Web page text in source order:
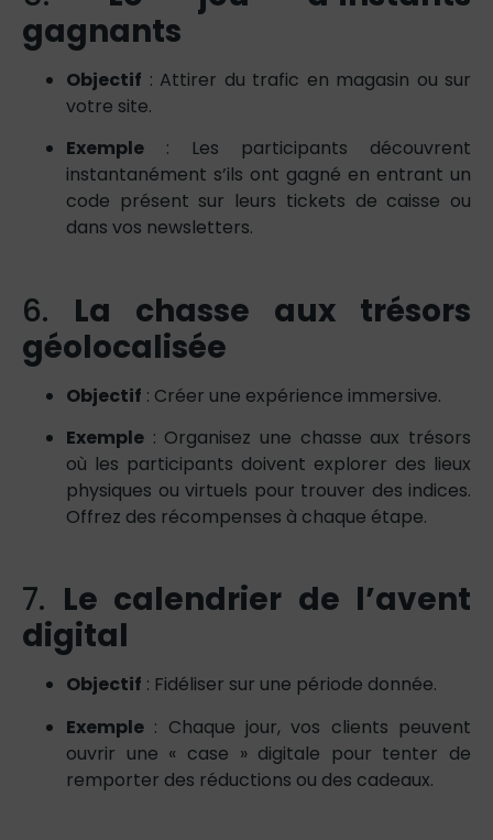
gagnants
Objectif : Attirer du trafic en magasin ou sur
votre site.
Exemple : Les participants découvrent
instantanément s’ils ont gagné en entrant un
code présent sur leurs tickets de caisse ou
dans vos newsletters.
6. La chasse aux trésors
géolocalisée
Objectif : Créer une expérience immersive.
Exemple : Organisez une chasse aux trésors
où les participants doivent explorer des lieux
physiques ou virtuels pour trouver des indices.
Offrez des récompenses à chaque étape.
7. Le calendrier de l’avent
digital
Objectif : Fidéliser sur une période donnée.
Exemple : Chaque jour, vos clients peuvent
ouvrir une « case » digitale pour tenter de
remporter des réductions ou des cadeaux.